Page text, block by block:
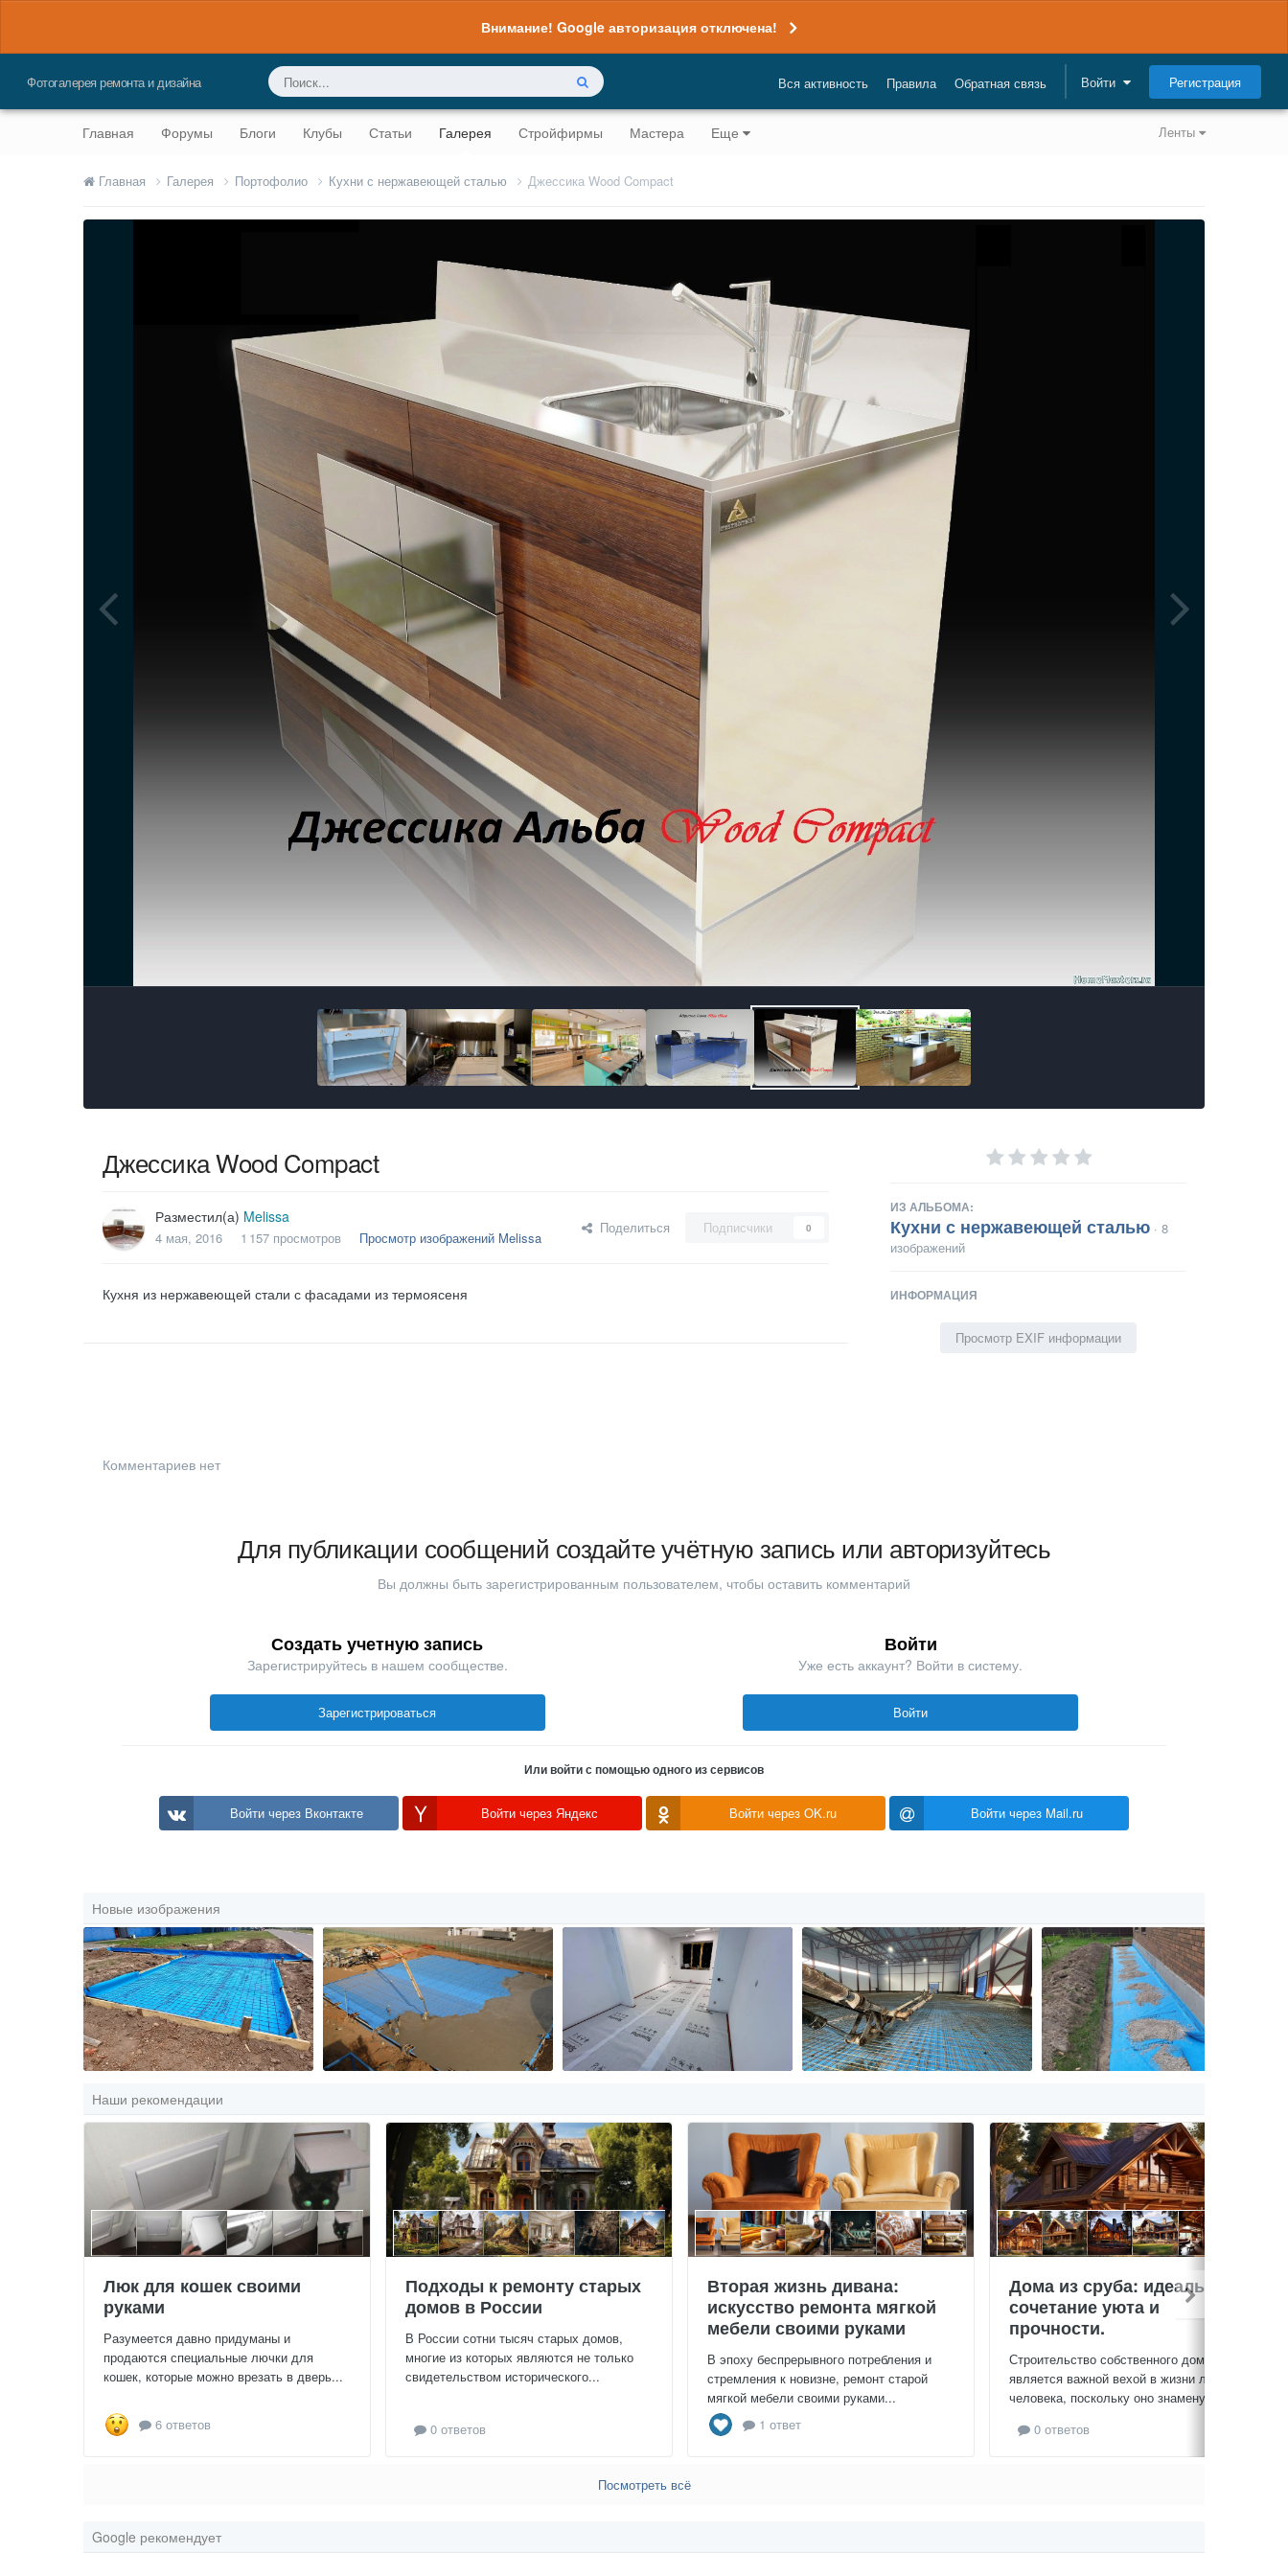
Внимание! Google авторизация отключена!
Фотогалерея ремонта и дизайна Вся активность Правила Обратная связь Войти Регистрация
Ленты
Главная Форумы Блоги Клубы Статьи Галерея Стройфирмы Мастера Еще
Главная Галерея Портофолио Кухни с нержавеющей сталью Джессика Wood Compact
Джессика Wood Compact
Разместил(а) Melissa
4 мая, 2016 1 157 просмотров Просмотр изображений Melissa
Поделиться Подписчики 0
Кухня из нержавеющей стали с фасадами из термоясеня
ИЗ АЛЬБОМА:
Кухни с нержавеющей сталью · 8
изображений
ИНФОРМАЦИЯ
Просмотр EXIF информации
Комментариев нет
Для публикации сообщений создайте учётную запись или авторизуйтесь
Вы должны быть зарегистрированным пользователем, чтобы оставить комментарий
Создать учетную запись
Зарегистрируйтесь в нашем сообществе.
Зарегистрироваться
Войти
Уже есть аккаунт? Войти в систему.
Войти
Или войти с помощью одного из сервисов
Войти через Вконтакте Войти через Яндекс Войти через OK.ru Войти через Mail.ru
Новые изображения
Наши рекомендации
Люк для кошек своими
руками
Разумеется давно придуманы и
продаются специальные лючки для
кошек, которые можно врезать в дверь...
6 ответов
Подходы к ремонту старых
домов в России
В России сотни тысяч старых домов,
многие из которых являются не только
свидетельством исторического...
0 ответов
Вторая жизнь дивана:
искусство ремонта мягкой
мебели своими руками
В эпоху беспрерывного потребления и
стремления к новизне, ремонт старой
мягкой мебели своими руками...
1 ответ
Дома из сруба: идеальное
сочетание уюта и
прочности.
Строительство собственного дома
является важной вехой в жизни любого
человека, поскольку оно знаменует...
0 ответов
Посмотреть всё
Google рекомендует